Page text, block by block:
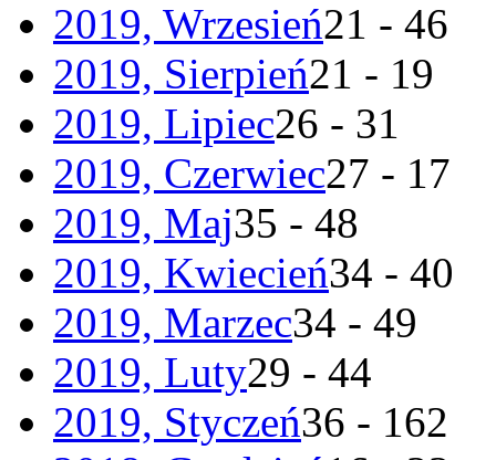
2019, Wrzesień21 - 46
2019, Sierpień21 - 19
2019, Lipiec26 - 31
2019, Czerwiec27 - 17
2019, Maj35 - 48
2019, Kwiecień34 - 40
2019, Marzec34 - 49
2019, Luty29 - 44
2019, Styczeń36 - 162